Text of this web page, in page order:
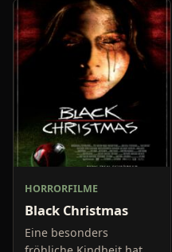
Trash-Filmen. „Hirn“,
„Mr. Self –
HORRORFILME
Black Christmas
Eine besonders